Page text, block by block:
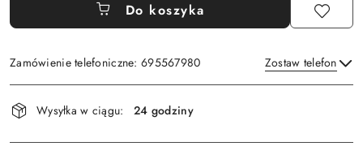
Do koszyka
Zamówienie telefoniczne: 695567980 Zostaw telefon
Dostępność
i
dostawa
Wysyłka w ciągu: 24 godziny